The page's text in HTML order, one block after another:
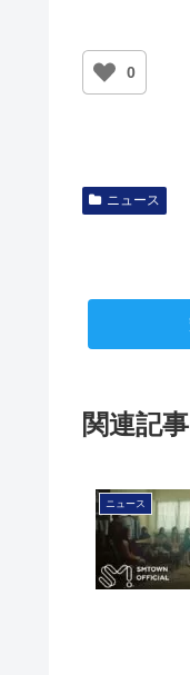
0
ニュース
関連記事
ニュース